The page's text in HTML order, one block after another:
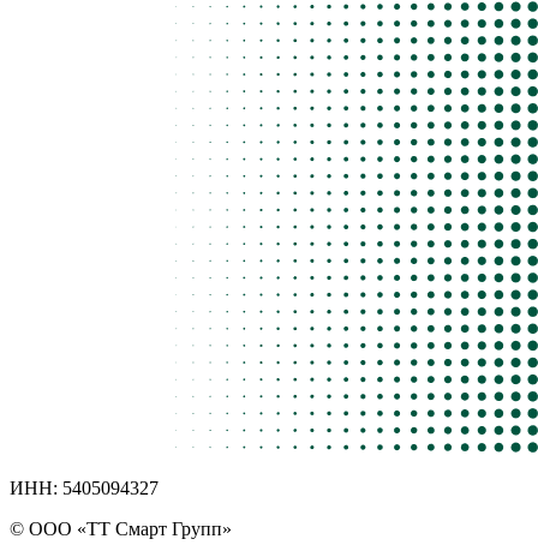
ИНН: 5405094327
© ООО «ТТ Смарт Групп»